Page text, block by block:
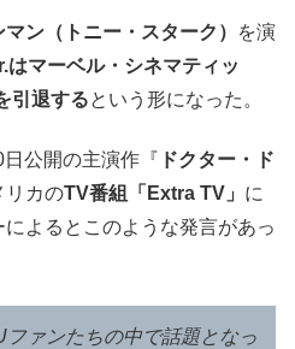
ン（トニー・スターク）
を演
はマーベル・シネマティッ
引退するという形になった。
公開の主演作『 ドクター・ド
リカのTV番組「Extra TV」 に
よるとこのような発言があっ
ファンたちの中で話題となっ